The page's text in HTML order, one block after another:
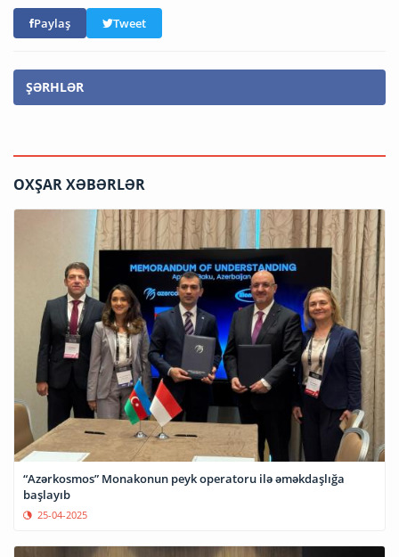
Paylaş Tweet
ŞƏRHLƏR
OXŞAR XƏBƏRLƏR
“Azərkosmos” Monakonun peyk operatoru ilə əməkdaşlığa
başlayıb
25-04-2025